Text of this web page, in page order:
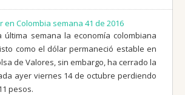
en Colombia semana 41 de 2016
última semana la economía colombiana
como el dólar permaneció estable en
de Valores, sin embargo, ha cerrado la
ayer viernes 14 de octubre perdiendo
pesos.